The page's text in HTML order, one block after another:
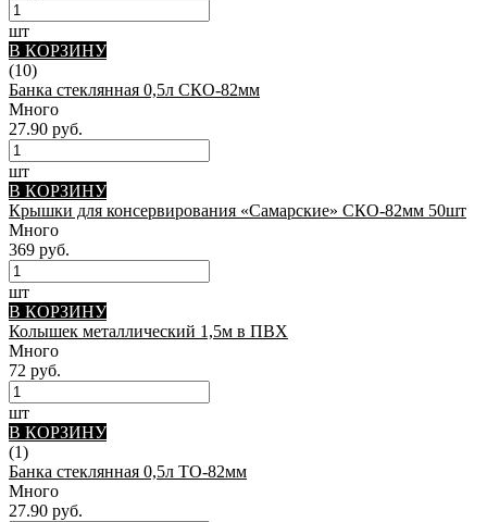
шт
В КОРЗИНУ
(10)
Банка стеклянная 0,5л СКО-82мм
Много
27.90 руб.
шт
В КОРЗИНУ
Крышки для консервирования «Самарские» СКО-82мм 50шт
Много
369 руб.
шт
В КОРЗИНУ
Колышек металлический 1,5м в ПВХ
Много
72 руб.
шт
В КОРЗИНУ
(1)
Банка стеклянная 0,5л ТО-82мм
Много
27.90 руб.